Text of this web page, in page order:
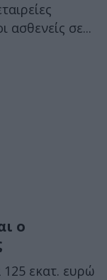
ασθενείς σε...
ο
εκατ. ευρώ